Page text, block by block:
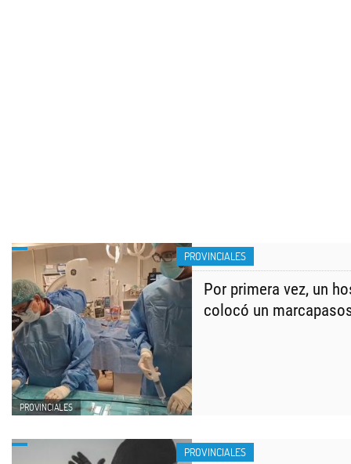
PROVINCIALES
PROVINCIALES
Por primera vez, un
colocó un
PROVINCIALES